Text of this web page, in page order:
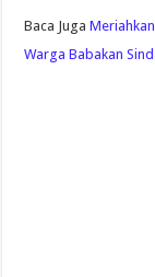
Baca Juga
Warga Babakan